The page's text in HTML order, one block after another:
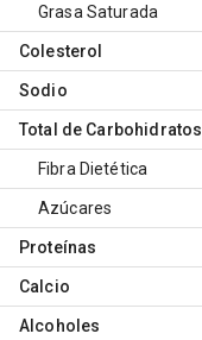
Grasa Saturada
Colesterol
Sodio
Total de Carbohidratos
Fibra Dietética
Azúcares
Proteínas
Calcio
Alcoholes